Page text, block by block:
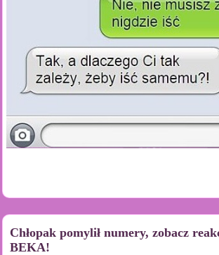
Chłopak pomylił numery, zobacz
BEKA!